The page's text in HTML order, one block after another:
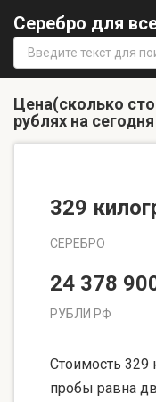
Серебро для
Поиск:
Цена(сколько
рублях на сегодня
329
СЕРЕБРО
24 378
РУБЛИ РФ
Стоимость
пробы равна